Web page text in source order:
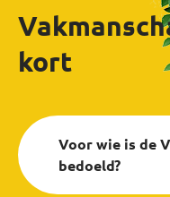
kort
Voor wie is de
bedoeld?